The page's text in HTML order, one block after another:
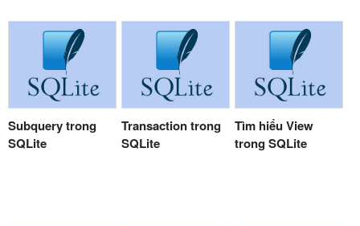
Subquery trong
SQLite
Transaction trong
SQLite
Tìm hiểu View
trong SQLite